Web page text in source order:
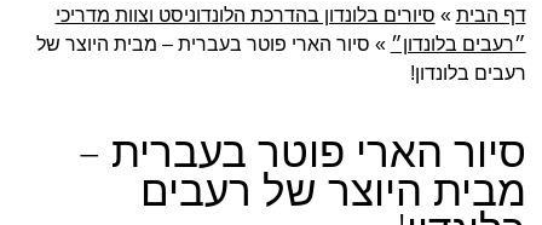
תפריט ראשי
דילוג
לתוכן
דף הבית » סיורים בלונדון בהדרכת הלונדוניסט וצוות מדריכי
״רעבים בלונדון״ » סיור הארי פוטר בעברית – מבית היוצר של
רעבים בלונדון!
סיור הארי פוטר בעברית –
מבית היוצר של רעבים